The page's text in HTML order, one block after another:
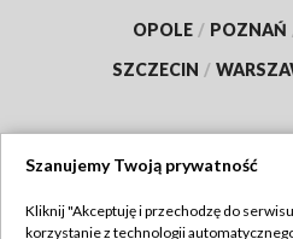
OPOLE / POZNAŃ
SZCZECIN /
Szanujemy Twoją prywatność
Kliknij "Akceptuję i przechodzę do
korzystanie z technologii